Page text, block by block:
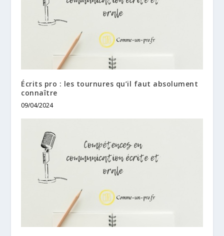
Écrits pro : les tournures qu’il faut absolument
connaître
09/04/2024